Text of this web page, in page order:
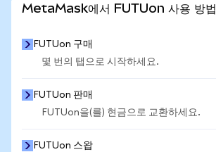
MetaMask에서 FUTUon 사용 방법
FUTUon 구매
몇 번의 탭으로 시작하세요.
FUTUon 판매
FUTUon을(를) 현금으로 교환하세요.
FUTUon 스왑